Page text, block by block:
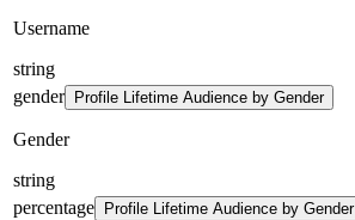
Username
string
gender
Profile Lifetime Audience by Gender
Gender
string
percentage
Profile Lifetime Audience by Gender